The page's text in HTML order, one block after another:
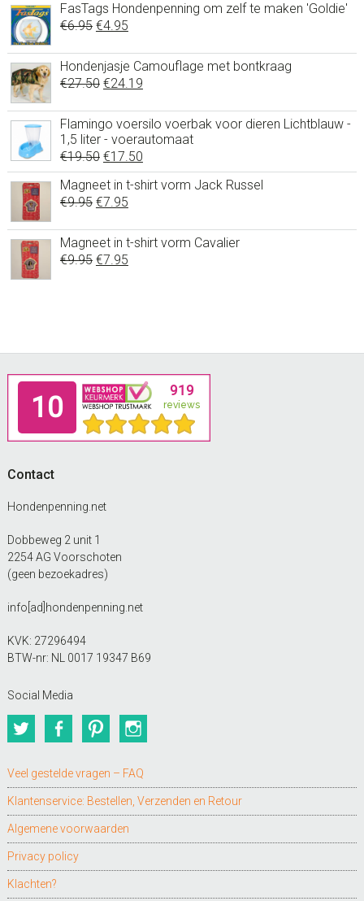
FasTags Hondenpenning om zelf te maken 'Goldie'
€6.95 Oorspronkelijke
was:
€6.95.
€4.95Huidige
is:
€4.95.
Hondenjasje Camouflage met bontkraag
€27.50 Oorspronkelijke
was:
€27.50.
€24.19Huidige
is:
€24.19.
Flamingo voersilo voerbak voor dieren Lichtblauw -
1,5 liter - voerautomaat
€19.50 Oorspronkelijke
prijs
was:
€17.50Huidige
prijs
is:
Magneet in t-shirt vorm Jack Russel
€9.95 Oorspronkelijke
was:
€9.95.
€7.95Huidige
is:
€7.95.
Magneet in t-shirt vorm Cavalier
€9.95 Oorspronkelijke
€7.95Huidige
Footer
Contact
Hondenpenning.net
Dobbeweg 2 unit 1
2254 AG Voorschoten
(geen bezoekadres)
info[ad]hondenpenning.net
KVK: 27296494
BTW-nr: NL 0017 19347 B69
Social Media
TwitterFacebookPinterest
Veel gestelde vragen – FAQ
Klantenservice: Bestellen, Verzenden en Retour
Algemene voorwaarden
Privacy policy
Klachten?